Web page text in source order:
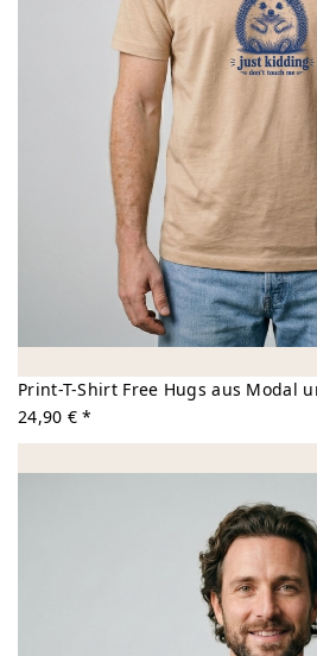
Print-T-Shirt Free Hugs aus Modal
24,90 € *